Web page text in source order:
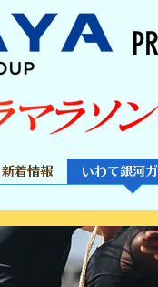
新着情報 いわて銀河